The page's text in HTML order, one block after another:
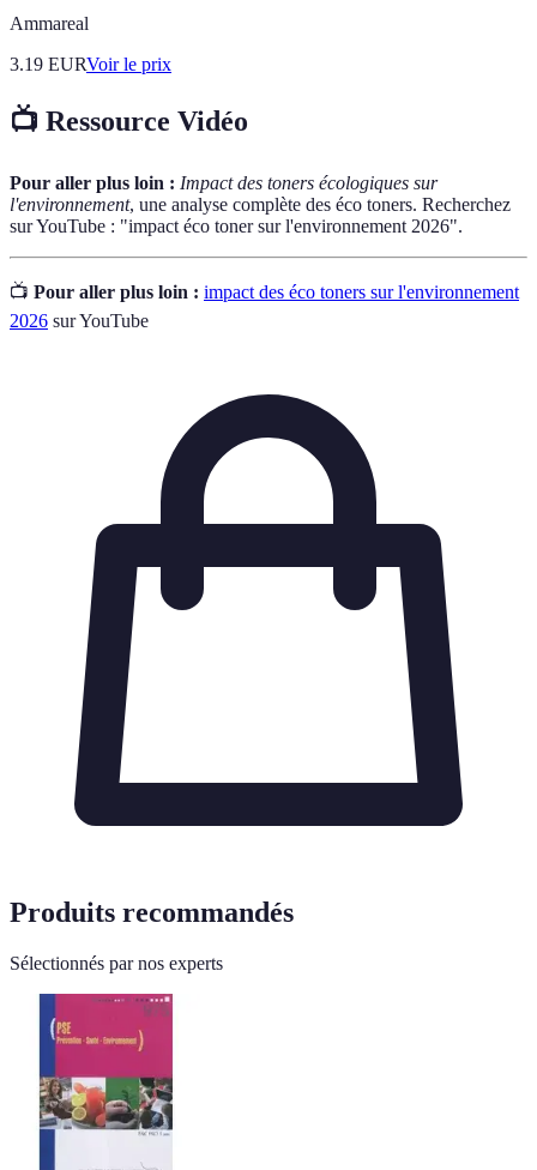
Ammareal
3.19 EURVoir le prix
📺 Ressource Vidéo
Pour aller plus loin : Impact des toners écologiques sur
l'environnement, une analyse complète des éco toners. Recherchez
sur YouTube : "impact éco toner sur l'environnement 2026".
📺 Pour aller plus loin : impact des éco toners sur l'environnement
2026 sur YouTube
Produits recommandés
Sélectionnés par nos experts